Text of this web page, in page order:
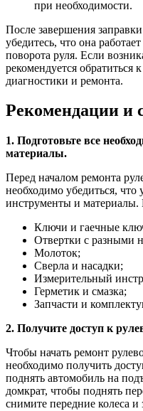
при необходимости.
После завершения
убедитесь, что она
поворота руля. Если
рекомендуется обратиться
диагностики и ремонта.
Рекомендации и
1. Подготовьте все
материалы.
Перед началом ремонта
необходимо убедиться, что
инструменты и материалы.
Ключи и гаечные
Отвертки с разными
Молоток;
Сверла и насадки;
Измерительный
Герметик и смазка;
Запчасти и
2. Получите доступ к
Чтобы начать ремонт
необходимо получить
поднять автомобиль на
домкрат, чтобы поднять
снимите передние колеса